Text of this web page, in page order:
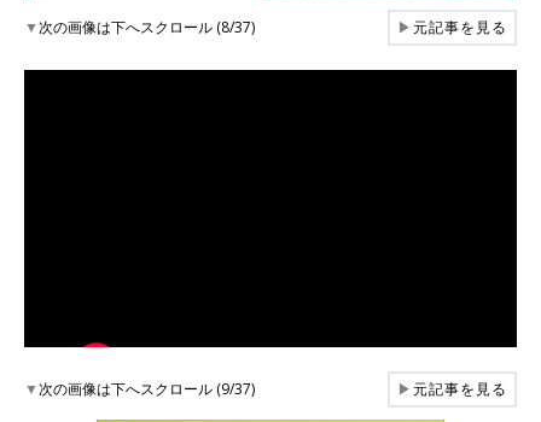
▼次の画像は下へスクロール (8/37) ▶元記事を見る
▼次の画像は下へスクロール (9/37) ▶元記事を見る